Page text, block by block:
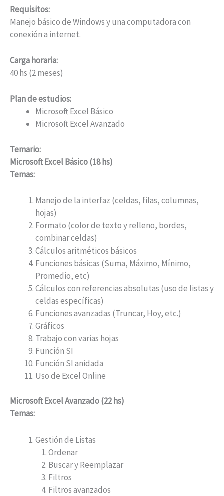
Requisitos:
Manejo básico de Windows y una computadora con
conexión a internet.
Carga horaria:
40 hs (2 meses)
Plan de estudios:
Microsoft Excel Básico
Microsoft Excel Avanzado
Temario:
Microsoft Excel Básico (18 hs)
Temas:
Manejo de la interfaz (celdas, filas, columnas,
hojas)
Formato (color de texto y relleno, bordes,
combinar celdas)
Cálculos aritméticos básicos
Funciones básicas (Suma, Máximo, Mínimo,
Promedio, etc)
Cálculos con referencias absolutas (uso de listas y
celdas específicas)
Funciones avanzadas (Truncar, Hoy, etc.)
Gráficos
Trabajo con varias hojas
Función SI
Función SI anidada
Uso de Excel Online
Microsoft Excel Avanzado (22 hs)
Temas:
Gestión de Listas
Ordenar
Buscar y Reemplazar
Filtros
Filtros avanzados